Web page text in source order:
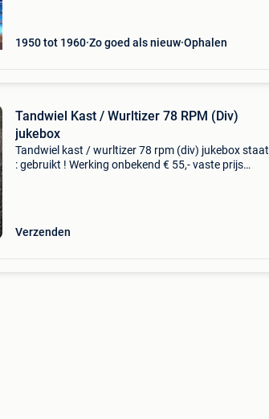
1950 tot 1960 Zo goed als nieuw Ophalen
Tandwiel Kast / Wurltizer 78 RPM (Div)
jukebox
Tandwiel kast / wurltizer 78 rpm (div) jukebox staat
: gebruikt ! Werking onbekend € 55,- vaste prijs
Verzenden